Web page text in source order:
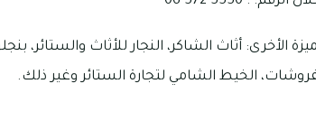
الأخرى: أثاث الشاكر، النجار للأثاث والستائر،
الخيط الشامي لتجارة الستائر وغير ذلك.